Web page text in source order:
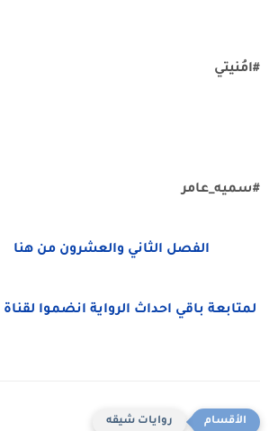
#امُنيتي
#سميه_عامر
الفصل الثاني والعشرون من هنا
لمتابعة باقي احداث الرواية انضموا لقناة
روايات شيقه